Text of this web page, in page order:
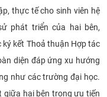
thực tế cho sinh viên hệ
phát triển của hai bên,
ký kết Thoả thuận Hợp tác
diện đáp ứng xu hướng
như các trường đại học.
hai bên trong ưu tiến